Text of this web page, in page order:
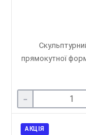
прямокутної
-
АКЦІЯ